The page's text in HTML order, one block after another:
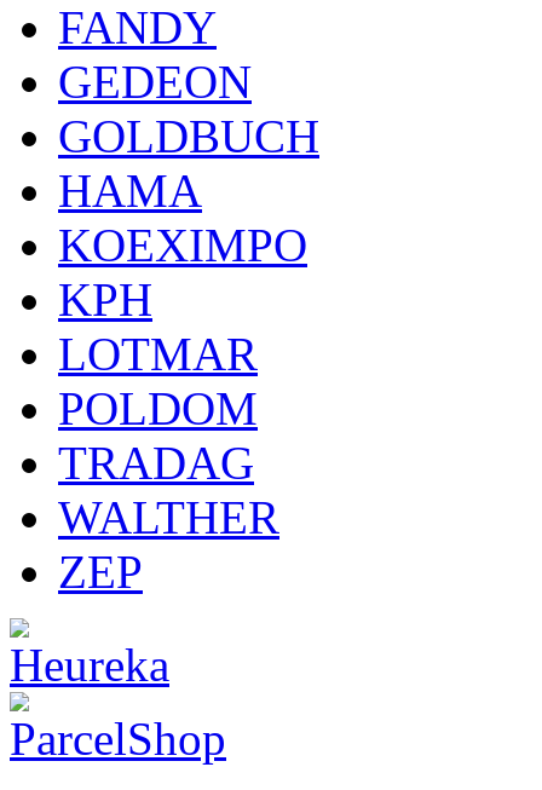
FANDY
GEDEON
GOLDBUCH
HAMA
KOEXIMPO
KPH
LOTMAR
POLDOM
TRADAG
WALTHER
ZEP